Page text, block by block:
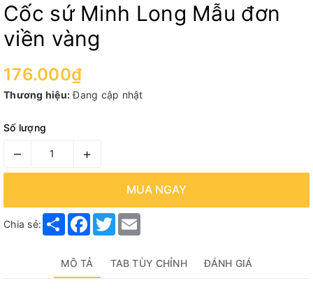
Cốc sứ Minh Long Mẫu đơn
viền vàng
176.000₫
Thương hiệu: Đang cập nhật
Số lượng
– +
MUA NGAY
Chia sẻ: Share Facebook
Twitter
MÔ TẢ TAB TÙY CHỈNH ĐÁNH GIÁ